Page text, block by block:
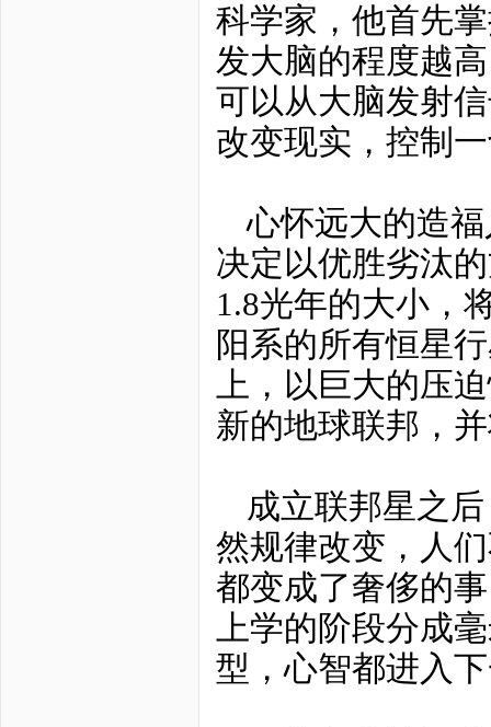
科学家，他首先
发大脑的程度越
可以从大脑发射
改变现实，控制
心怀远大的造
决定以优胜劣汰
1.8光年的大小，
阳系的所有恒星
上，以巨大的压
新的地球联邦，
成立联邦星之
然规律改变，人
都变成了奢侈的
上学的阶段分成
型，心智都进入